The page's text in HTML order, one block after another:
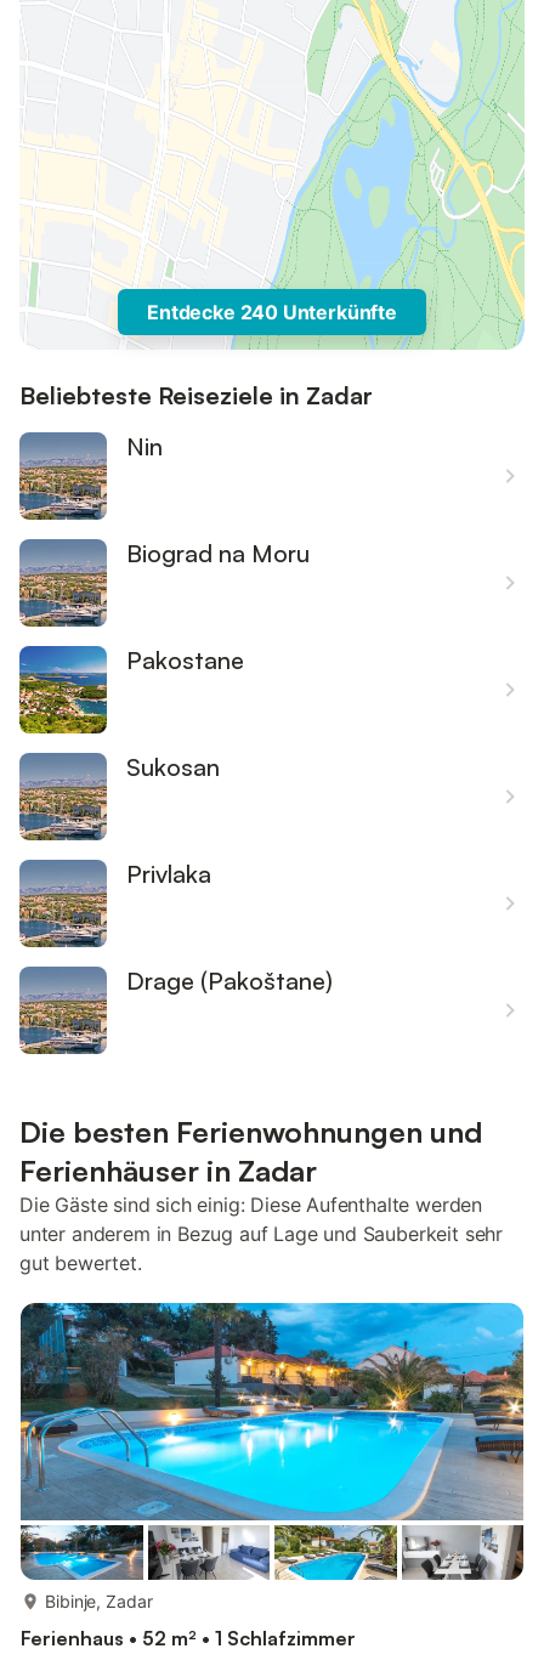
Entdecke 240 Unterkünfte
Beliebteste Reiseziele in Zadar
Nin
Biograd na Moru
Pakostane
Sukosan
Privlaka
Drage (Pakoštane)
Die besten Ferienwohnungen und
Ferienhäuser in Zadar
Die Gäste sind sich einig: Diese Aufenthalte werden
unter anderem in Bezug auf Lage und Sauberkeit sehr
gut bewertet.
Bibinje, Zadar
Ferienhaus • 52 m² • 1 Schlafzimmer